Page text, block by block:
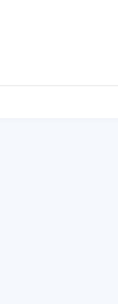
Документальная